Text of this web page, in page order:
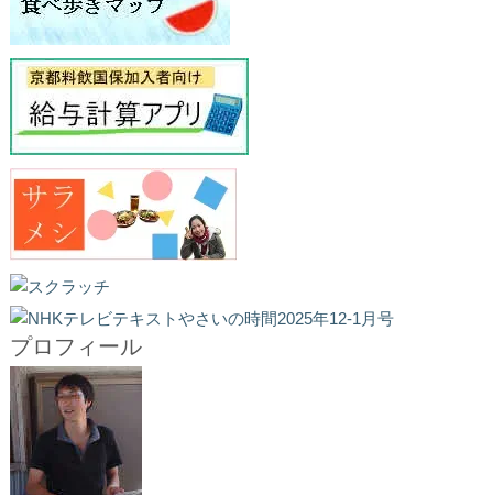
プロフィール